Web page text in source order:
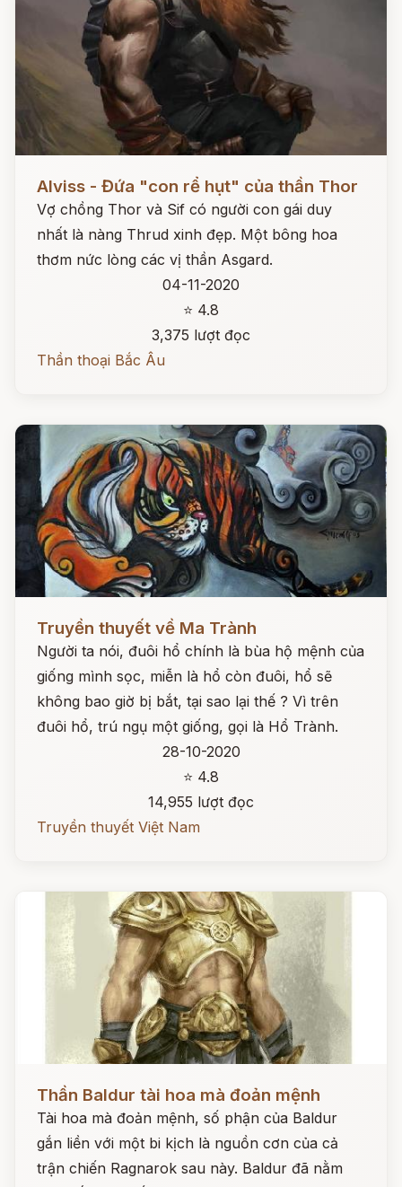
Alviss - Đứa "con rể hụt" của thần Thor
Vợ chồng Thor và Sif có người con gái duy
nhất là nàng Thrud xinh đẹp. Một bông hoa
thơm nức lòng các vị thần Asgard.
04-11-2020
⭐ 4.8
3,375 lượt đọc
Thần thoại Bắc Âu
Đọc ngay
Truyền thuyết về Ma Trành
Người ta nói, đuôi hổ chính là bùa hộ mệnh của
giống mình sọc, miễn là hổ còn đuôi, hổ sẽ
không bao giờ bị bắt, tại sao lại thế ? Vì trên
đuôi hổ, trú ngụ một giống, gọi là Hổ Trành.
28-10-2020
⭐ 4.8
14,955 lượt đọc
Truyền thuyết Việt Nam
Đọc ngay
Thần Baldur tài hoa mà đoản mệnh
Tài hoa mà đoản mệnh, số phận của Baldur
gắn liền với một bi kịch là nguồn cơn của cả
trận chiến Ragnarok sau này. Baldur đã nằm